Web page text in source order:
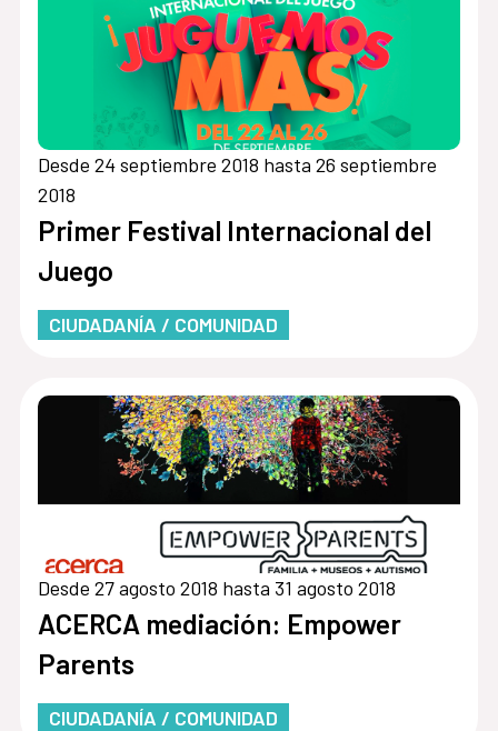
Desde 24 septiembre 2018 hasta 26 septiembre
2018
Primer Festival Internacional del
Juego
CIUDADANÍA / COMUNIDAD
Desde 27 agosto 2018 hasta 31 agosto 2018
ACERCA mediación: Empower
Parents
CIUDADANÍA / COMUNIDAD